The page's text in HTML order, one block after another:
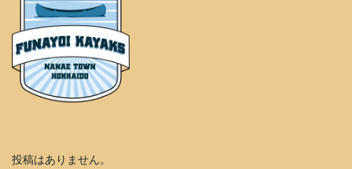
投稿はありません。